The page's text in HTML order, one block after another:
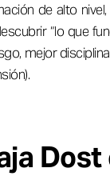
de alto
“lo que
mejor